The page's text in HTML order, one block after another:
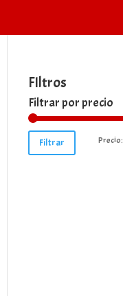
FIltros
Filtrar por precio
Filtrar Precio: